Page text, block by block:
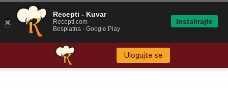
Ulogujte se
Recepti - Kuvar
Recepti.com
Besplatna - Google Play
Instalirajte